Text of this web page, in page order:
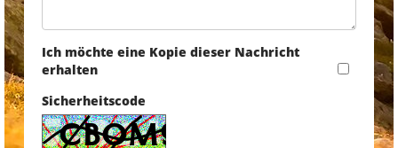
Ich möchte eine Kopie dieser Nachricht
erhalten
Sicherheitscode